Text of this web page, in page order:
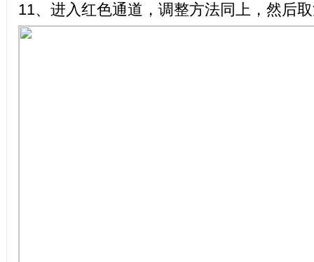
11、进入红色通道，调整方法同上，然后